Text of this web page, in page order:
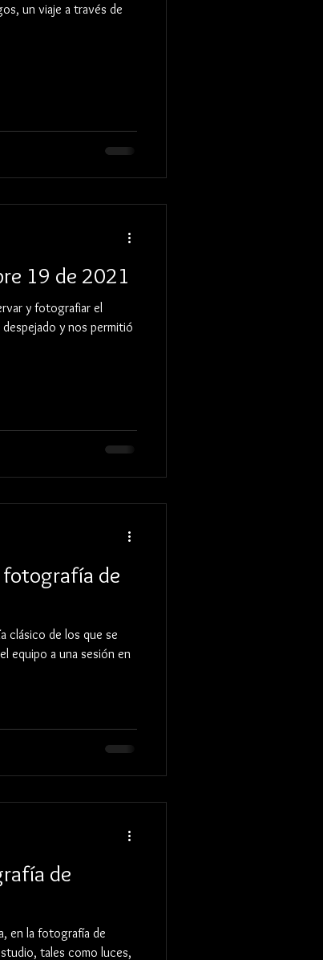
un viaje a través de
19 de 2021
y fotografiar el
y nos permitió
de
clásico de los que se
equipo a una sesión en
de
en la fotografía de
como luces,